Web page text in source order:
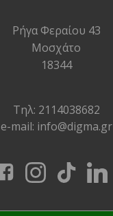
Ρήγα Φεραίου 43
Μοσχάτο
18344
Τηλ: 2114038682
e-mail: info@digma.gr